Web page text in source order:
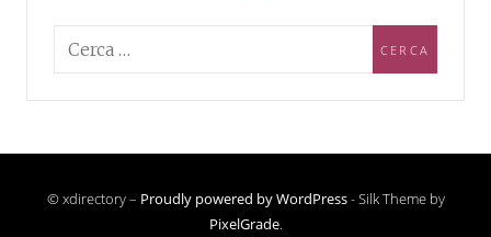
© xdirectory – Proudly powered by WordPress-Silk Theme by
PixelGrade.